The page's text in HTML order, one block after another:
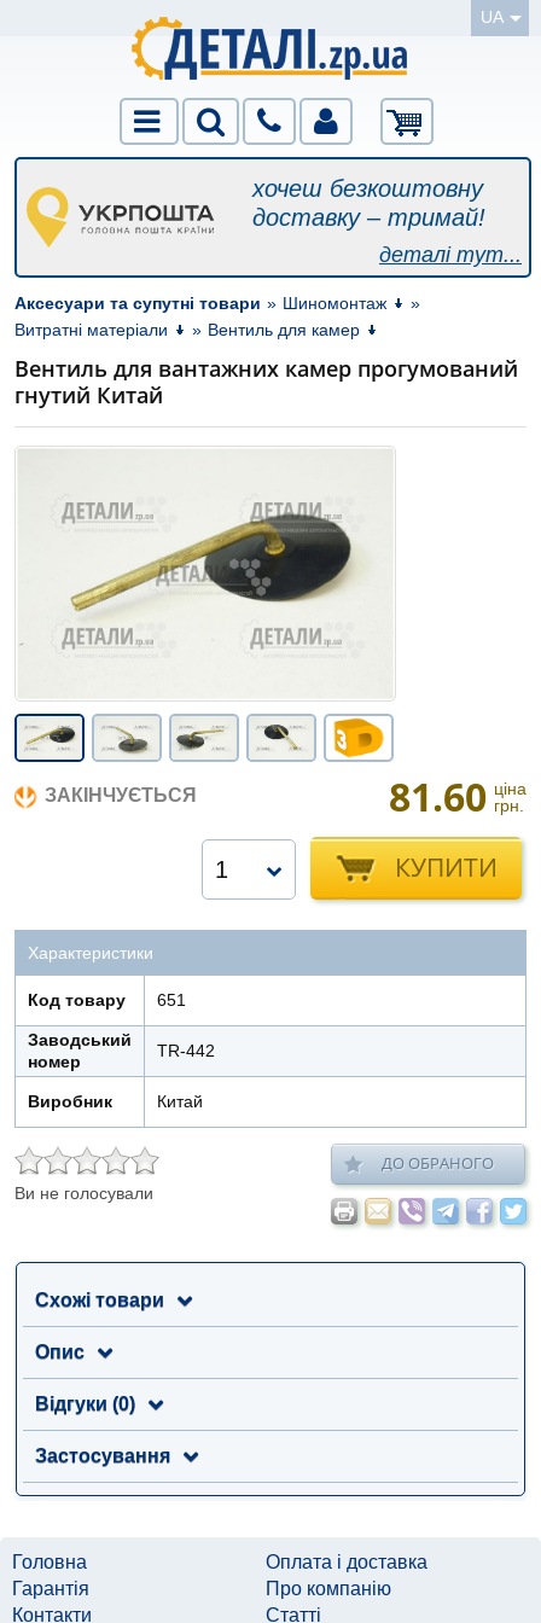
UA
хочеш безкоштовну
доставку – тримай!
деталі тут...
Аксесуари та супутні товари » Шиномонтаж
»
Витратні матеріали
» Вентиль для камер
Вентиль для вантажних камер прогумований
гнутий Китай
ЗАКІНЧУЄТЬСЯ 81.60 ціна
грн.
КУПИТИ
1
Характеристики
Код товару 651
Заводський
номер
TR-442
Виробник Китай
Ви не голосували
ДО ОБРАНОГО
Схожі товари
Опис
Відгуки (0)
Застосування
Головна
Оплата і доставка
Гарантія
Про компанію
Контакти
Статті